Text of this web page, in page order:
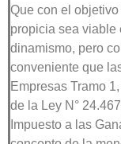
Que con el
propicia sea viable
dinamismo, pero
conveniente que
Empresas Tramo
de la Ley N°
Impuesto a las